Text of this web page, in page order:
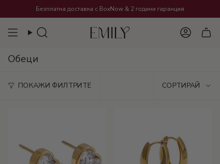
Преминете
към
съдържанието
Безплатна доставка с BoxNow & 2 години гаранция
Търсене Акаунт
Обеци
ПОКАЖИ ФИЛТРИТЕ СОРТИРАЙ